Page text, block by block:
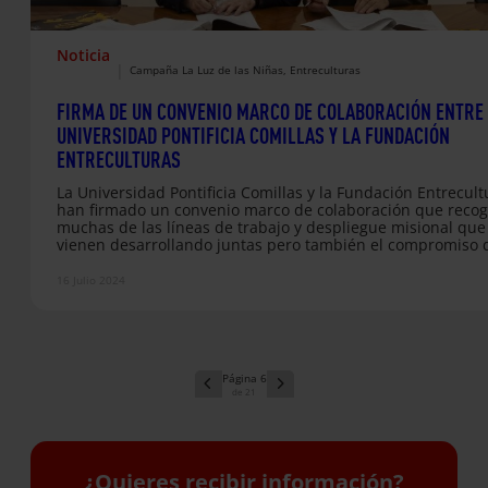
Noticia
Campaña La Luz de las Niñas, Entreculturas
FIRMA DE UN CONVENIO MARCO DE COLABORACIÓN
UNIVERSIDAD PONTIFICIA COMILLAS Y LA FUNDACIÓN
ENTRECULTURAS
La Universidad Pontificia Comillas y la Fundación
han firmado un convenio marco de colaboración que
muchas de las líneas de trabajo y despliegue misional que
vienen desarrollando juntas pero también el compromiso
6
¿Quieres recibir información?